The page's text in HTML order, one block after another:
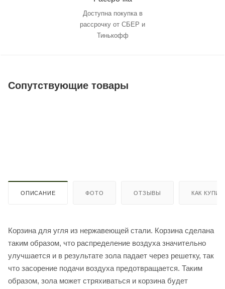
Доступна покупка в
рассрочку от СБЕР и
Тинькофф
Сопутствующие товары
ОПИСАНИЕ ФОТО ОТЗЫВЫ КАК
Корзина для угля из нержавеющей стали. Корзина сделана
таким образом, что распределение воздуха значительно
улучшается и в результате зола падает через решетку, так
что засорение подачи воздуха предотвращается. Таким
образом, зола может стряхиваться и корзина будет